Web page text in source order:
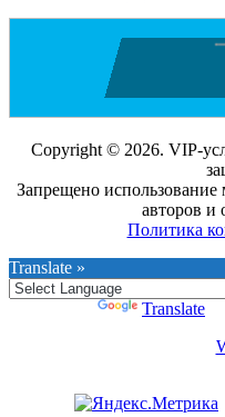
Copyright © 2026. VIP-
Запрещено использование
авторов и
Политика
Translate »
Translate